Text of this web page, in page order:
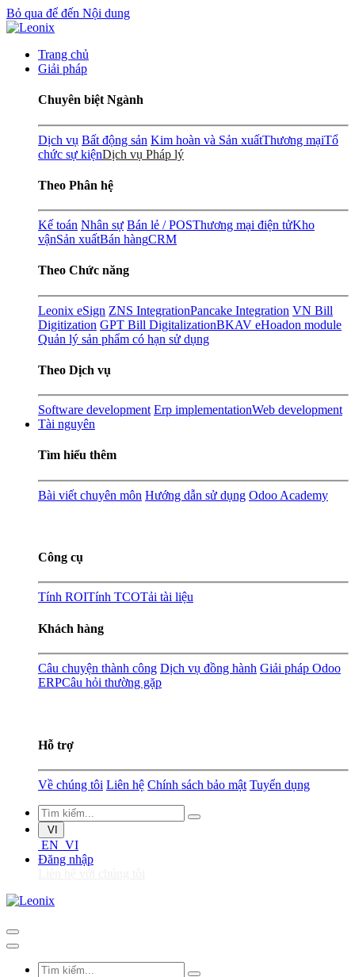
Bỏ qua để đến Nội dung
Trang chủ
Giải pháp
Chuyên biệt Ngành
Dịch vụ Bất động sản Kim hoàn và Sản xuấtThương mạiTổ
chức sự kiệnDịch vụ Pháp lý
Theo Phân hệ
Kế toán Nhân sự Bán lẻ / POSThương mại điện tửKho
vậnSản xuấtBán hàngCRM
Theo Chức năng
Leonix eSign ZNS IntegrationPancake Integration VN Bill
Digitization GPT Bill DigitalizationBKAV eHoadon module
Quản lý sản phẩm có hạn sử dụng
Theo Dịch vụ
Software development Erp implementationWeb development
Tài nguyên
Tìm hiểu thêm
Bài viết chuyên môn Hướng dẫn sử dụng Odoo Academy
Công cụ
Tính ROITính TCOTải tài liệu
Khách hàng
Câu chuyện thành công Dịch vụ đồng hành Giải pháp Odoo
ERPCâu hỏi thường gặp
Hỗ trợ
Về chúng tôi Liên hệ Chính sách bảo mật Tuyển dụng
VI
EN VI
Đăng nhập